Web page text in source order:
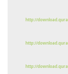
http://
http://
http://